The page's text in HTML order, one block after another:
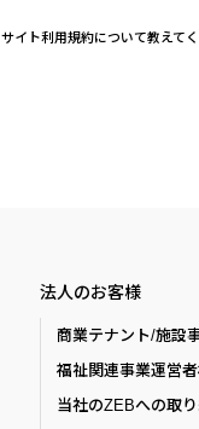
サイト利用規約について教えてく
法人のお客様
商業テナント/施設
福祉関連事業運営
当社のZEBへの取